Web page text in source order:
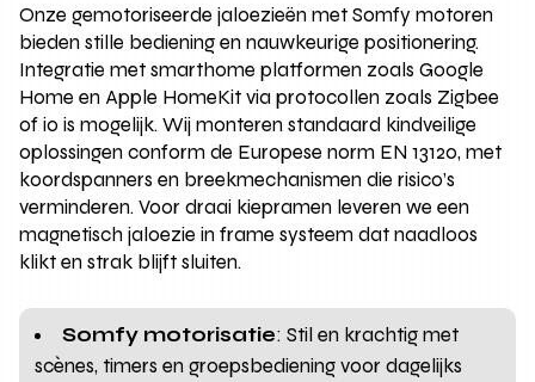
Onze gemotoriseerde jaloezieën met Somfy motoren
bieden stille bediening en nauwkeurige positionering.
Integratie met smarthome platformen zoals Google
Home en Apple HomeKit via protocollen zoals Zigbee
of io is mogelijk. Wij monteren standaard kindveilige
oplossingen conform de Europese norm EN 13120, met
koordspanners en breekmechanismen die risico’s
verminderen. Voor draai kiepramen leveren we een
magnetisch jaloezie in frame systeem dat naadloos
klikt en strak blijft sluiten.
Somfy motorisatie: Stil en krachtig met
scènes, timers en groepsbediening voor dagelijks